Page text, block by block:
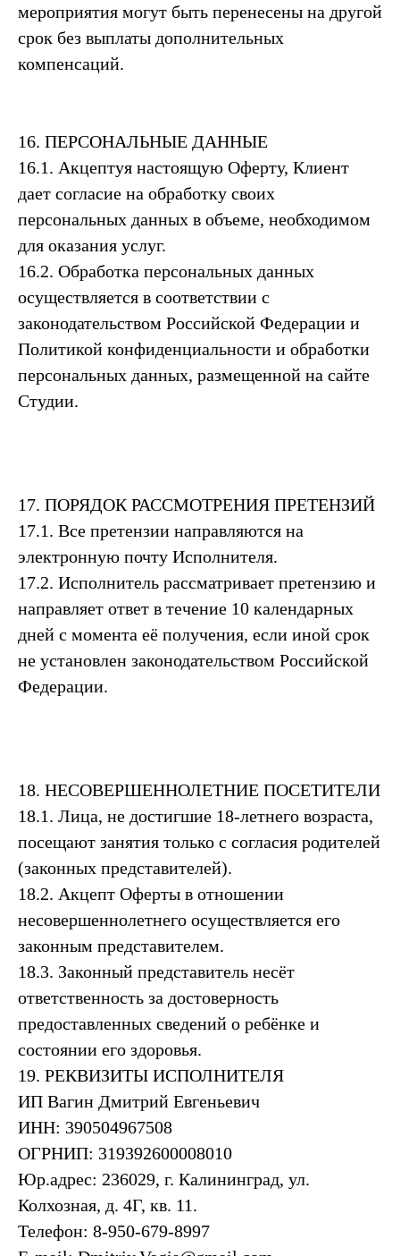
мероприятия могут быть перенесены на другой
срок без выплаты дополнительных
компенсаций.
16. ПЕРСОНАЛЬНЫЕ ДАННЫЕ
16.1. Акцептуя настоящую Оферту, Клиент
дает согласие на обработку своих
персональных данных в объеме, необходимом
для оказания услуг.
16.2. Обработка персональных данных
осуществляется в соответствии с
законодательством Российской Федерации и
Политикой конфиденциальности и обработки
персональных данных, размещенной на сайте
Студии.
17. ПОРЯДОК РАССМОТРЕНИЯ ПРЕТЕНЗИЙ
17.1. Все претензии направляются на
электронную почту Исполнителя.
17.2. Исполнитель рассматривает претензию и
направляет ответ в течение 10 календарных
дней с момента её получения, если иной срок
не установлен законодательством Российской
Федерации.
18. НЕСОВЕРШЕННОЛЕТНИЕ ПОСЕТИТЕЛИ
18.1. Лица, не достигшие 18-летнего возраста,
посещают занятия только с согласия родителей
(законных представителей).
18.2. Акцепт Оферты в отношении
несовершеннолетнего осуществляется его
законным представителем.
18.3. Законный представитель несёт
ответственность за достоверность
предоставленных сведений о ребёнке и
состоянии его здоровья.
19. РЕКВИЗИТЫ ИСПОЛНИТЕЛЯ
ИП Вагин Дмитрий Евгеньевич
ИНН: 390504967508
ОГРНИП: 319392600008010
Юр.адрес: 236029, г. Калининград, ул.
Колхозная, д. 4Г, кв. 11.
Телефон: 8-950-679-8997